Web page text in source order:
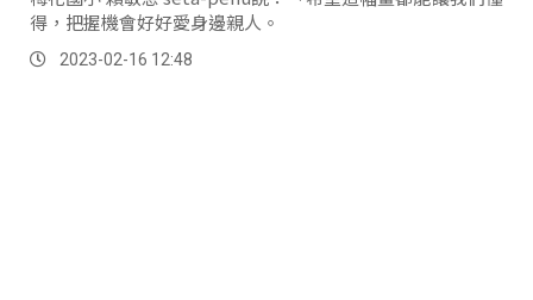
得，把握機會好好愛身邊親人。
2023-02-16 12:48